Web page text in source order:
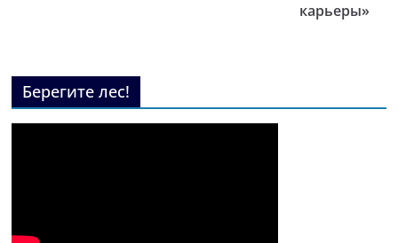
карьеры»
Берегите лес!